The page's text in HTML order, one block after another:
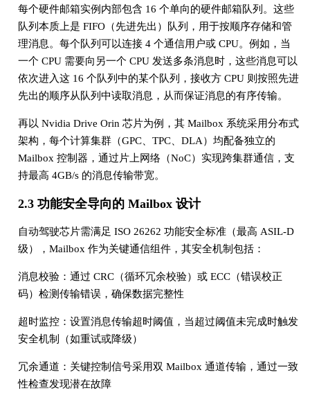
每个硬件邮箱实例内部包含 16 个单向的硬件邮箱队列。这些
队列本质上是 FIFO（先进先出）队列，用于按顺序存储和管
理消息。每个队列可以连接 4 个通信用户或 CPU。例如，当
一个 CPU 需要向另一个 CPU 发送多条消息时，这些消息可以
依次进入这 16 个队列中的某个队列，接收方 CPU 则按照先进
先出的顺序从队列中读取消息，从而保证消息的有序传输。
再以 Nvidia Drive Orin 芯片为例，其 Mailbox 系统采用分布式
架构，每个计算集群（GPC、TPC、DLA）均配备独立的
Mailbox 控制器，通过片上网络（NoC）实现跨集群通信，支
持最高 4GB/s 的消息传输带宽。
2.3 功能安全导向的 Mailbox 设计
自动驾驶芯片需满足 ISO 26262 功能安全标准（最高 ASIL-D
级），Mailbox 作为关键通信组件，其安全机制包括：
消息校验：通过 CRC（循环冗余校验）或 ECC（错误校正
码）检测传输错误，确保数据完整性
超时监控：设置消息传输超时阈值，当超过阈值未完成时触发
安全机制（如重试或降级）
冗余通道：关键控制信号采用双 Mailbox 通道传输，通过一致
性检查发现潜在故障